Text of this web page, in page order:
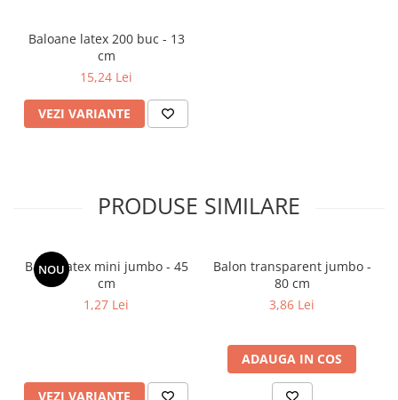
Baloane latex 200 buc - 13
cm
15,24 Lei
VEZI VARIANTE
PRODUSE SIMILARE
NOU
Balon latex mini jumbo - 45
cm
1,27 Lei
VEZI VARIANTE
Balon transparent jumbo -
80 cm
3,86 Lei
ADAUGA IN COS